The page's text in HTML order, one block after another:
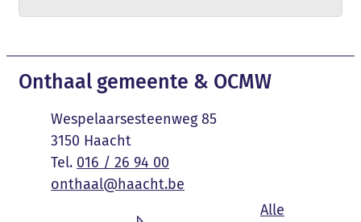
Contact & openingsuren
Onthaal gemeente & OCMW
AdresWespelaarsesteenweg 85
,3150 Haacht
016 / 26 94 00
E-mailonthaal@haacht.be
Alle